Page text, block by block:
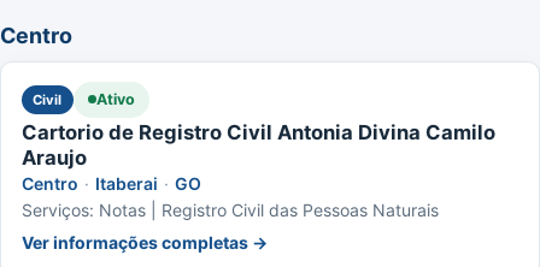
Centro
Civil Ativo
Cartorio de Registro Civil Antonia Divina Camilo
Araujo
Centro · Itaberai · GO
Serviços: Notas | Registro Civil das Pessoas Naturais
Ver informações completas →